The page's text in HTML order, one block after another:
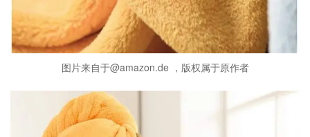
图片来自于@amazon.de ，版权属于原作者